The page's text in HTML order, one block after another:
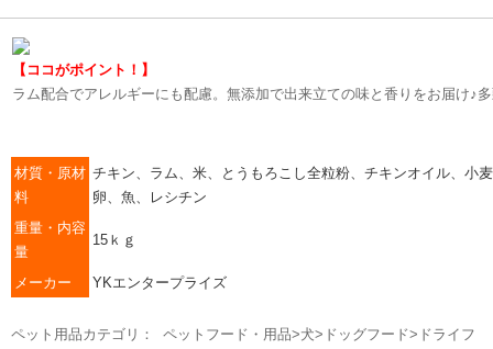
【ココがポイント！】
ラム配合でアレルギーにも配慮。無添加で出来立ての味と香りをお届け♪
材質・原材
料
チキン、ラム、米、とうもろこし全粒粉、チキンオイル、小
卵、魚、レシチン
重量・内容
量
15ｋｇ
メーカー YKエンタープライズ
ペット用品カテゴリ： ペットフード・用品>犬>ドッグフード>ドライフ